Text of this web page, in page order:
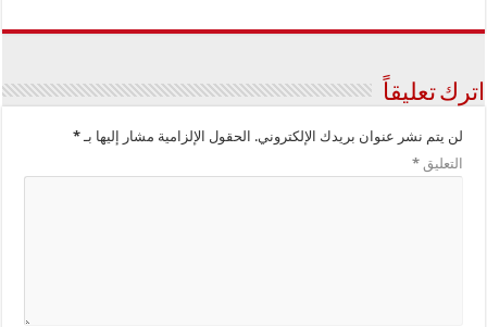
اترك تعليقاً
لن يتم نشر عنوان بريدك الإلكتروني. الحقول الإلزامية مشار إليها بـ*
التعليق*